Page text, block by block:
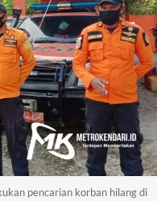
pencarian korban hilang di